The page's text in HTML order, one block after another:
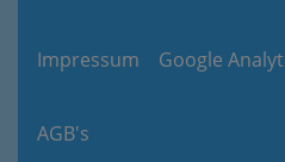
Impressum Google
AGB's